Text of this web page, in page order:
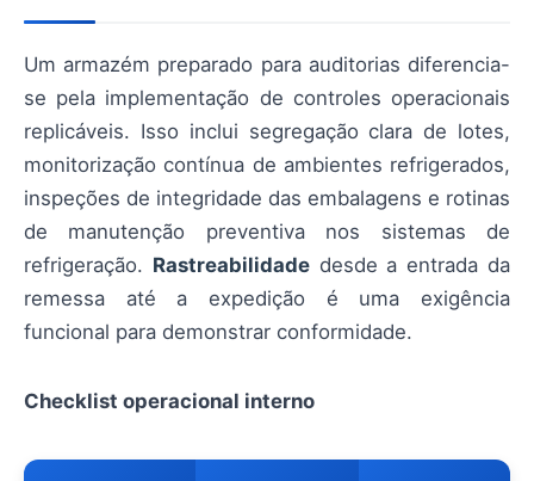
Um armazém preparado para auditorias diferencia-
se pela implementação de controles operacionais
replicáveis. Isso inclui segregação clara de lotes,
monitorização contínua de ambientes refrigerados,
inspeções de integridade das embalagens e rotinas
de manutenção preventiva nos sistemas de
refrigeração. Rastreabilidadedesde a entrada da
remessa até a expedição é uma exigência
funcional para demonstrar conformidade.
Checklist operacional interno